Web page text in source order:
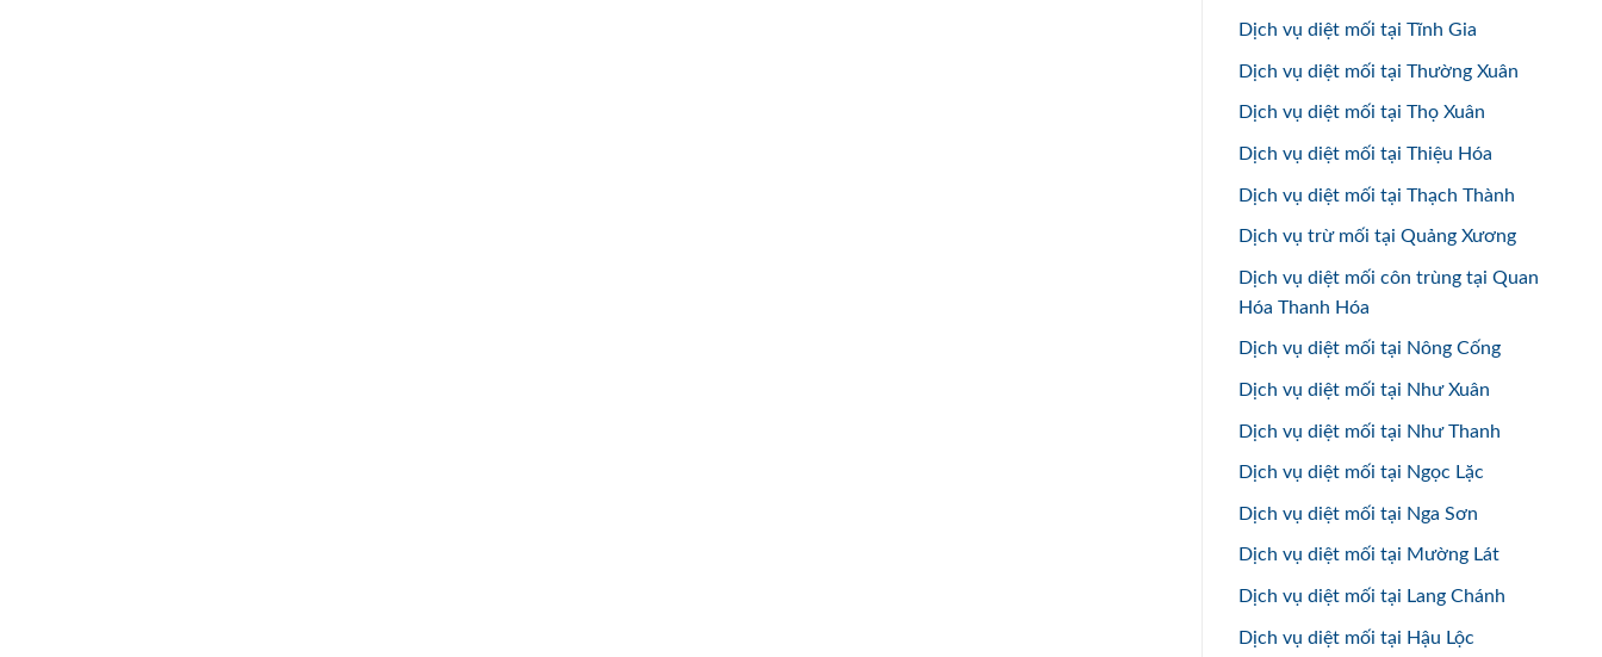
Dịch vụ diệt mối tại Tĩnh Gia
Dịch vụ diệt mối tại Thường Xuân
Dịch vụ diệt mối tại Thọ Xuân
Dịch vụ diệt mối tại Thiệu Hóa
Dịch vụ diệt mối tại Thạch Thành
Dịch vụ trừ mối tại Quảng Xương
Dịch vụ diệt mối côn trùng tại Quan
Hóa Thanh Hóa
Dịch vụ diệt mối tại Nông Cống
Dịch vụ diệt mối tại Như Xuân
Dịch vụ diệt mối tại Như Thanh
Dịch vụ diệt mối tại Ngọc Lặc
Dịch vụ diệt mối tại Nga Sơn
Dịch vụ diệt mối tại Mường Lát
Dịch vụ diệt mối tại Lang Chánh
Dịch vụ diệt mối tại Hậu Lộc